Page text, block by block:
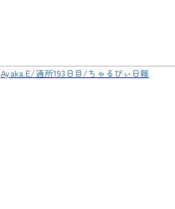
Ayaka.E/通所193日目/ちゃるびぃ日報